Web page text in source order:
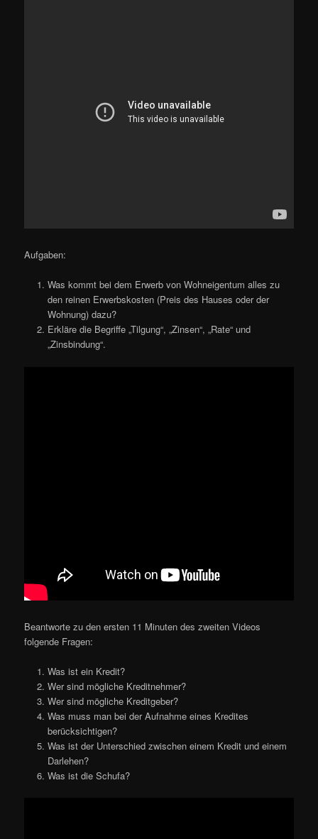
Aufgaben:
Was kommt bei dem Erwerb von Wohneigentum alles zu
den reinen Erwerbskosten (Preis des Hauses oder der
Wohnung) dazu?
Erkläre die Begriffe „Tilgung“, „Zinsen“, „Rate“ und
„Zinsbindung“.
Beantworte zu den ersten 11 Minuten des zweiten Videos
folgende Fragen:
Was ist ein Kredit?
Wer sind mögliche Kreditnehmer?
Wer sind mögliche Kreditgeber?
Was muss man bei der Aufnahme eines Kredites
berücksichtigen?
Was ist der Unterschied zwischen einem Kredit und einem
Darlehen?
Was ist die Schufa?